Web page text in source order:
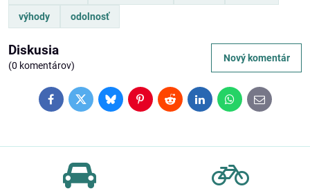
výhody odolnosť
Diskusia
(0 komentárov)
Nový komentár
FacebookTwitterBlueskyPinterestRedditLinkedInWhatsApp
E-
mail